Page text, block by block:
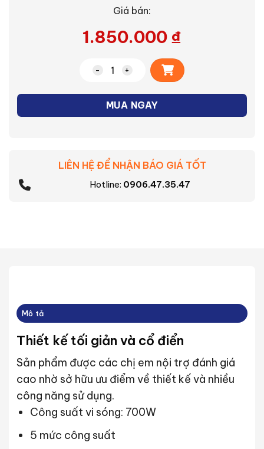
Giá bán:
1.850.000 ₫
Lò vi sóng MWP-MM20P(WH) số lượng
MUA NGAY
Alternative:
LIÊN HỆ ĐỂ NHẬN BÁO GIÁ TỐT
Hotline: 0906.47.35.47
Mô tả
Thiết kế tối giản và cổ điển
Sản phẩm được các chị em nội trợ đánh giá
cao nhờ sở hữu ưu điểm về thiết kế và nhiều
công năng sử dụng.
Công suất vi sóng: 700W
5 mức công suất